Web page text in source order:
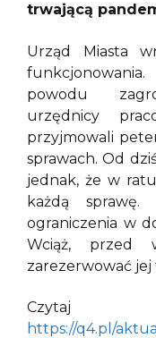
trwającą
Urząd Miasta
powodu
urzędnicy
przyjmowali
sprawach. Od
jednak, że w
każdą sprawę.
ograniczenia w
Wciąż, przed
zarezerwować jej
https://q4.pl/